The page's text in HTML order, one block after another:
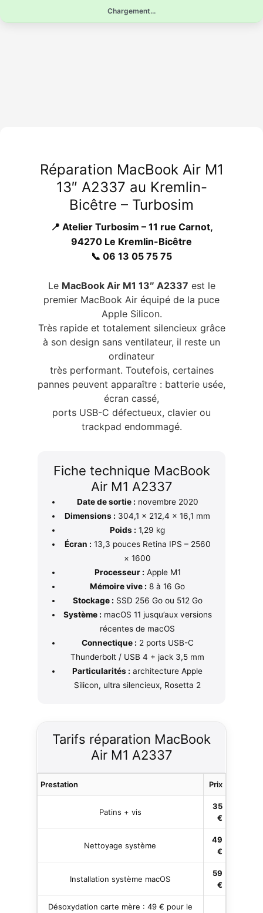
Chargement...
Réparation MacBook Air M1
13″ A2337 au Kremlin-
Bicêtre – Turbosim
📍 Atelier Turbosim – 11 rue Carnot,
94270 Le Kremlin-Bicêtre
📞 06 13 05 75 75
Le MacBook Air M1 13″ A2337 est le
premier MacBook Air équipé de la puce
Apple Silicon.
Très rapide et totalement silencieux grâce
à son design sans ventilateur, il reste un
ordinateur
très performant. Toutefois, certaines
pannes peuvent apparaître : batterie usée,
écran cassé,
ports USB-C défectueux, clavier ou
trackpad endommagé.
Fiche technique MacBook
Air M1 A2337
Date de sortie : novembre 2020
Dimensions : 304,1 × 212,4 × 16,1 mm
Poids : 1,29 kg
Écran : 13,3 pouces Retina IPS – 2560
× 1600
Processeur : Apple M1
Mémoire vive : 8 à 16 Go
Stockage : SSD 256 Go ou 512 Go
Système : macOS 11 jusqu’aux versions
récentes de macOS
Connectique : 2 ports USB-C
Thunderbolt / USB 4 + jack 3,5 mm
Particularités : architecture Apple
Silicon, ultra silencieux, Rosetta 2
Tarifs réparation MacBook
Air M1 A2337
Prestation Prix
Patins + vis
35
€
Nettoyage système
49
€
Installation système macOS
59
€
Désoxydation carte mère : 49 € pour le